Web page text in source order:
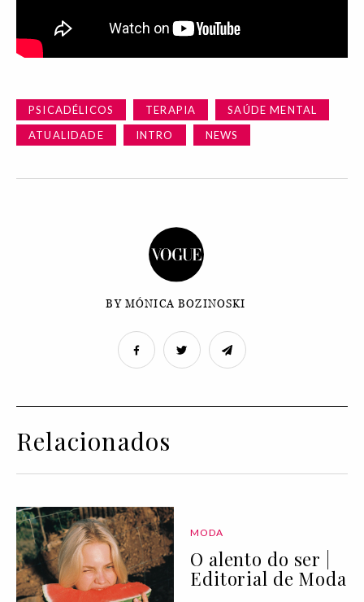
PSICADÉLICOS TERAPIA
SAÚDE MENTAL
ATUALIDADE
INTRO NEWS
BY MÓNICA BOZINOSKI
Relacionados
MODA
O alento do ser |
Editorial de Moda